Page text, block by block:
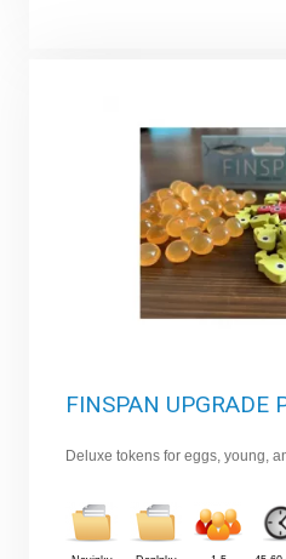
FINSPAN UPGRADE
Deluxe tokens for eggs, young,